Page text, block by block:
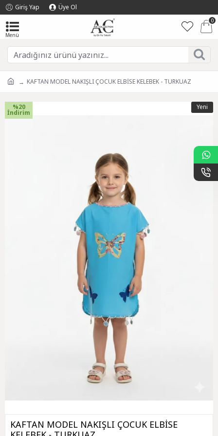
Giriş Yap Üye Ol
0
KAFTAN MODEL NAKIŞLI ÇOCUK ELBİSE KELEBEK - TURKUAZ
Yeni
%20
İndirim
KAFTAN MODEL NAKIŞLI ÇOCUK ELBİSE